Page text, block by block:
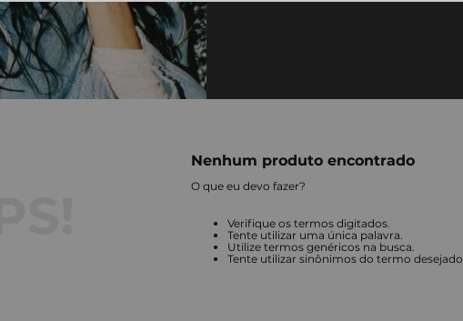
Nenhum produto encontrado
O que eu devo fazer?
Verifique os termos digitados.
Tente utilizar uma única palavra.
Utilize termos genéricos na busca.
Tente utilizar sinônimos do termo desejado.